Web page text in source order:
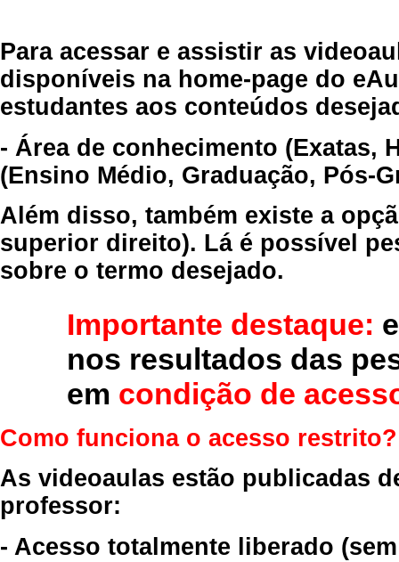
Para acessar e assistir as
disponíveis na home-page do
estudantes aos conteúdos
- Área de conhecimento (Exatas,
(Ensino Médio, Graduação, Pós-
Além disso, também existe a
superior direito). Lá é possível
sobre o termo desejado.
Importante destaque:
nos resultados das
em condição de
Como funciona o acesso restrito?
As videoaulas estão publicadas
professor:
- Acesso totalmente liberado